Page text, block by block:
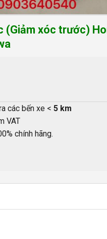
(Giảm xóc trước)
các bến xe <5 km
VAT
chính hãng.